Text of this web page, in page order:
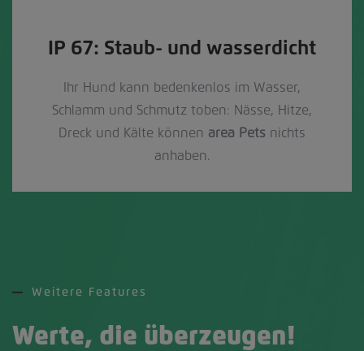
IP 67: Staub- und wasserdicht
Ihr Hund kann bedenkenlos im Wasser,
Schlamm und Schmutz toben: Nässe, Hitze,
Dreck und Kälte können area Pets nichts
anhaben.
Weitere Features
Werte, die überzeugen!